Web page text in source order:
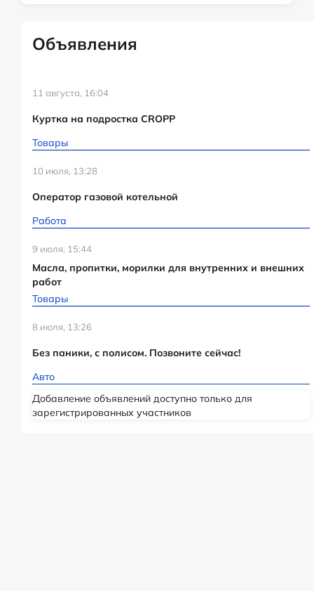
Объявления
11 августа, 16:04
Куртка на подростка CROPP
Товары
10 июля, 13:28
Оператор газовой котельной
Работа
9 июля, 15:44
Масла, пропитки, морилки для внутренних и внешних
работ
Товары
8 июля, 13:26
Без паники, с полисом. Позвоните сейчас!
Авто
Добавление объявлений доступно только для
зарегистрированных участников